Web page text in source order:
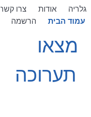
צרו קשר אודות
גלריה
הרשמה
עמוד הבית
מצאו
תערוכה